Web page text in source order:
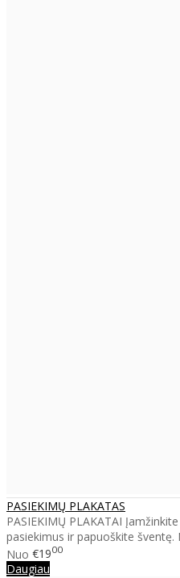
PASIEKIMŲ PLAKATAS
PASIEKIMŲ PLAKATAI
pasiekimus ir papuoškite šventę.
Nuo €1900
Daugiau